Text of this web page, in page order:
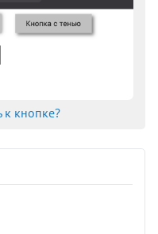
к кнопке?